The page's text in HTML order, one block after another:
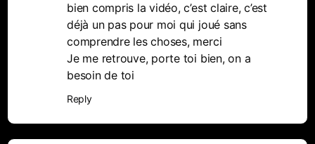
bien compris la vidéo, c’est claire, c’est
déjà un pas pour moi qui joué sans
comprendre les choses, merci
Je me retrouve, porte toi bien, on a
besoin de toi
Reply